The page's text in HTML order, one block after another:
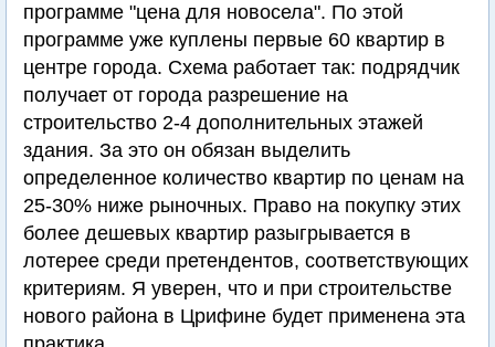
программе "цена для новосела". По этой
программе уже куплены первые 60 квартир в
центре города. Схема работает так: подрядчик
получает от города разрешение на
строительство 2-4 дополнительных этажей
здания. За это он обязан выделить
определенное количество квартир по ценам на
25-30% ниже рыночных. Право на покупку этих
более дешевых квартир разыгрывается в
лотерее среди претендентов, соответствующих
критериям. Я уверен, что и при строительстве
нового района в Црифине будет применена эта